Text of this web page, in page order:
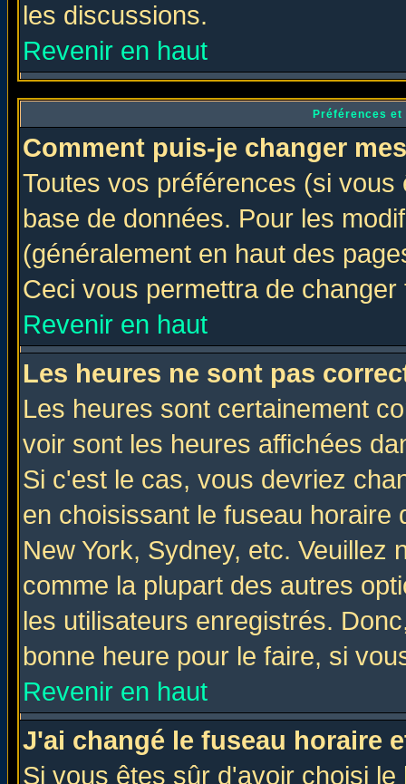
les discussions.
Revenir en haut
Préférences
Comment puis-je changer
Toutes vos préférences (si
base de données. Pour les
(généralement en haut des
Ceci vous permettra de
Revenir en haut
Les heures ne sont pas
Les heures sont certainement
voir sont les heures affichées
Si c'est le cas, vous devriez
en choisissant le fuseau
New York, Sydney, etc. Veuillez
comme la plupart des autres
les utilisateurs enregistrés.
bonne heure pour le faire, si
Revenir en haut
J'ai changé le fuseau horaire
Si vous êtes sûr d'avoir choisi